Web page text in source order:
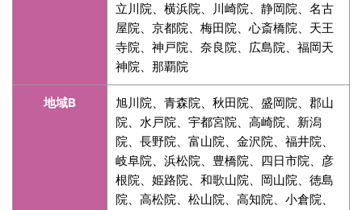
立川院、横浜院、川崎院、静岡院、名古
屋院、京都院、梅田院、心斎橋院、天王
寺院、神戸院、奈良院、広島院、福岡天
神院、那覇院
地域B
旭川院、青森院、秋田院、盛岡院、郡山
院、水戸院、宇都宮院、高崎院、新潟
院、長野院、富山院、金沢院、福井院、
岐阜院、浜松院、豊橋院、四日市院、彦
根院、姫路院、和歌山院、岡山院、徳島
院、高松院、松山院、高知院、小倉院、